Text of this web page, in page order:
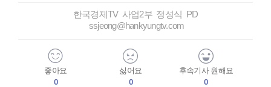
한국경제TV 사업2부 정성식 PD
ssjeong@hankyungtv.com
좋아요
0
싫어요
0
후속기사 원해요
0